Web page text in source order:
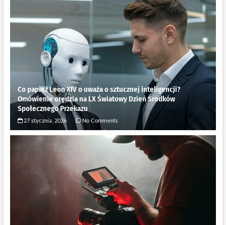
Co papież Leon XIV o uważa o sztucznej inteligencji?
Omówienie orędzia na LX Światowy Dzień Środków
Społecznego Przekazu
27 stycznia, 2026 No Comments